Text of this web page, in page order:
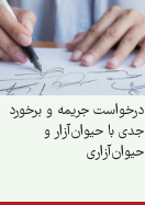
درخواست جریمه و برخورد
جدی با حیوان‌آزار و
حیوان‌آزاری